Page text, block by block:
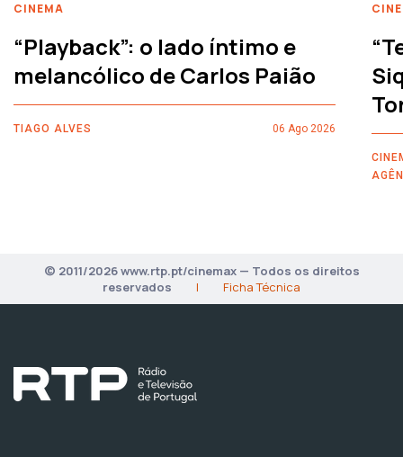
CINEMA
“Playback”: o lado íntimo e
melancólico de Carlos Paião
TIAGO ALVES 06 Ago 2026
© 2011/2026 www.rtp.pt/cinemax — Todos os direitos
reservados
| Ficha Técnica